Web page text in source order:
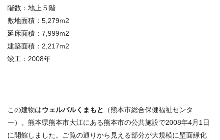
階数：地上５階
敷地面積：5,279m2
延床面積：7,999m2
建築面積：2,217m2
竣工：2008年
この建物はウェルパルくまもと
（熊本市総合保健福祉センタ
ー）。熊本県熊本市大江にある熊本市の公共施設で2008年4月1日
に開館しました。ご覧の通りから見える部分が大規模に壁面緑化